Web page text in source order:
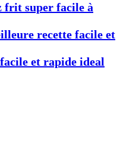
frit super facile à
recette facile et
et rapide ideal